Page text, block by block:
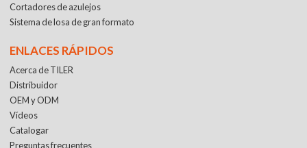
Cortadores de azulejos
Sistema de losa de gran formato
ENLACES RÁPIDOS
Acerca de TILER
Distribuidor
OEM y ODM
Vídeos
Catalogar
Preguntas frecuentes